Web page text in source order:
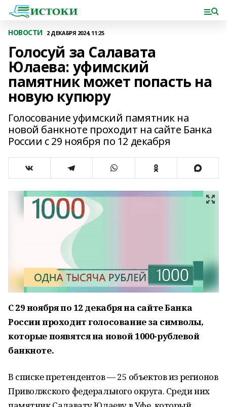
НОВОСТИ 2 ДЕКАБРЯ 2024, 11:25
Голосуй за Салавата
Юлаева: уфимский
памятник может попасть на
новую купюру
Голосование уфимский памятник на
новой банкноте проходит на сайте Банка
России с 29 ноября по 12 декабря
С 29 ноября по 12 декабря на сайте Банка
России проходит голосование за символы,
которые появятся на новой 1000-рублевой
банкноте.
В списке претендентов — 25 объектов из регионов
Приволжского федерального округа. Среди них